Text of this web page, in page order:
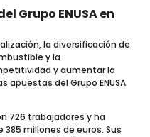
Grupo ENUSA en
la diversificación de
y la
y aumentar la
apuestas del Grupo ENUSA
726 trabajadores y ha
millones de euros. Sus